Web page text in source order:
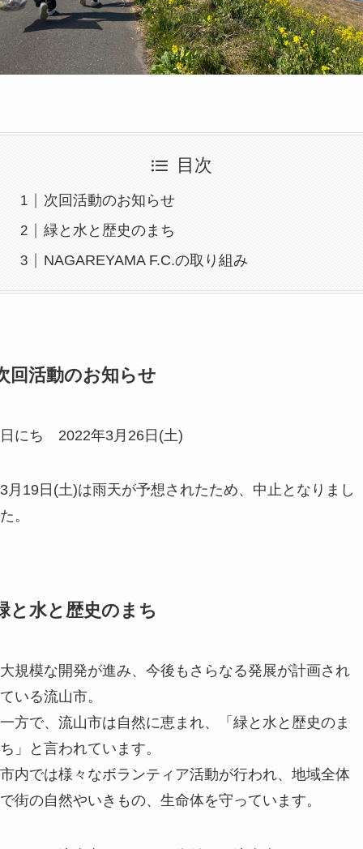
目次
次回活動のお知らせ
緑と水と歴史のまち
NAGAREYAMA F.C.の取り組み
回活動のお知らせ
日にち 2022年3月26日(土)
3月19日(土)は雨天が予想されたため、中止となりまし
た。
と水と歴史のまち
大規模な開発が進み、今後もさらなる発展が計画され
ている流山市。
一方で、流山市は自然に恵まれ、「緑と水と歴史のま
ち」と言われています。
市内では様々なボランティア活動が行われ、地域全体
で街の自然やいきもの、生命体を守っています。